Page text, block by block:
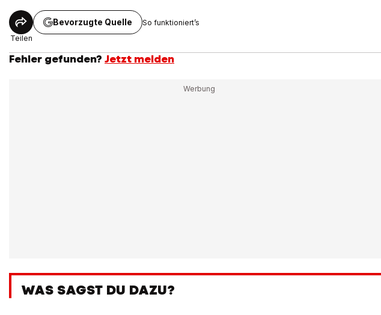
Teilen
Bevorzugte Quelle So funktioniert’s
Fehler gefunden? Jetzt melden
WAS SAGST DU DAZU?